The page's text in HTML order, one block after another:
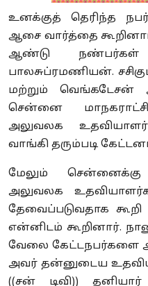
உனக்குத் தெரிந்த
ஆசை வார்த்தை
ஆண்டு
பாலசுப்ரமணியன்.
மற்றும் வெங்கடேசன்
சென்னை
அலுவலக
வாங்கி தரும்படி
மேலும்
அலுவலக
தேவைப்படுவதாக
என்னிடம் கூறினார்.
வேலை கேட்டநபர்களை
அவர் தன்னுடைய
((சன் டிவி))